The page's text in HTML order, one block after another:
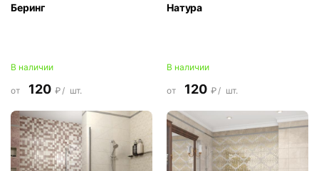
Беринг
В наличии
от 120 ₽/ шт.
Натура
В наличии
от 120 ₽/ шт.